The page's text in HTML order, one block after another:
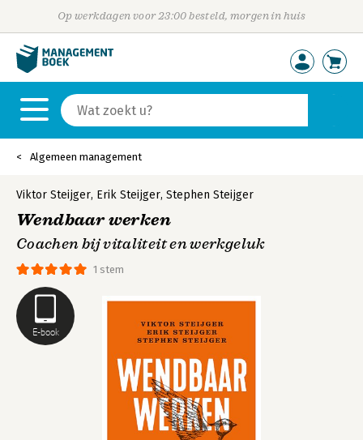
Op werkdagen voor 23:00 besteld, morgen in huis
Algemeen management
E-book
1 stem
Viktor Steijger, Erik Steijger, Stephen Steijger
Wendbaar werken
Coachen bij vitaliteit en werkgeluk